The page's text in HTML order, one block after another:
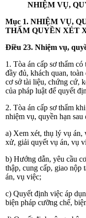
NHIỆM VỤ,
Mục 1. NHIỆM VỤ,
THẨM QUYỀN XÉT
Điều 23. Nhiệm vụ,
1. Tòa án cấp sơ thẩm
đầy đủ, khách quan,
cơ sở tài liệu, chứng cứ,
của pháp luật để quyết
2. Tòa án cấp sơ thẩm
nhiệm vụ, quyền hạn sau
a) Xem xét, thụ lý vụ án,
xử, giải quyết vụ án, vụ
b) Hướng dẫn, yêu cầu
thập, cung cấp, giao
án, vụ việc;
c) Quyết định việc áp
biện pháp cưỡng chế,